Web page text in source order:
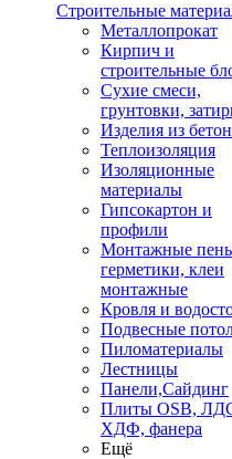
Строительные
Металлопрокат
Кирпич и
строительные
Сухие смеси,
грунтовки,
Изделия из
Теплоизоляция
Изоляционные
материалы
Гипсокартон и
профили
Монтажные
герметики, клеи
монтажные
Кровля и
Подвесные
Пиломатериалы
Лестницы
Панели,Сайдинг
Плиты OSB,
ХДФ, фанера
Ещё